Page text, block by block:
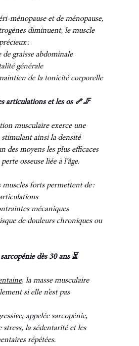
ménopause et de ménopause,
diminuent, le muscle
:
graisse abdominale
générale
de la tonicité corporelle
articulations et les os 🦴🦵
musculaire exerce une
stimulant ainsi la densité
des moyens les plus efficaces
osseuse liée à l’âge.
muscles forts permettent de :
mécaniques
de douleurs chroniques ou
dès 30 ans ⏳
, la masse musculaire
si elle n’est pas
appelée sarcopénie,
stress, la sédentarité et les
répétées.